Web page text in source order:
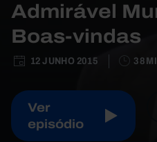
Admirável
Boas-vindas
12 JUNHO 2015 38
Ver
episódio